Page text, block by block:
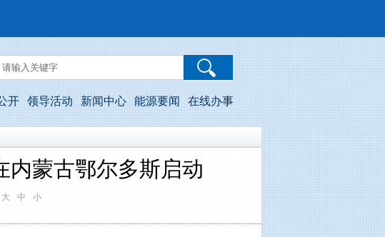
开 领导活动 新闻中心 能源要闻 在线办事
内蒙古鄂尔多斯启动
大 中 小